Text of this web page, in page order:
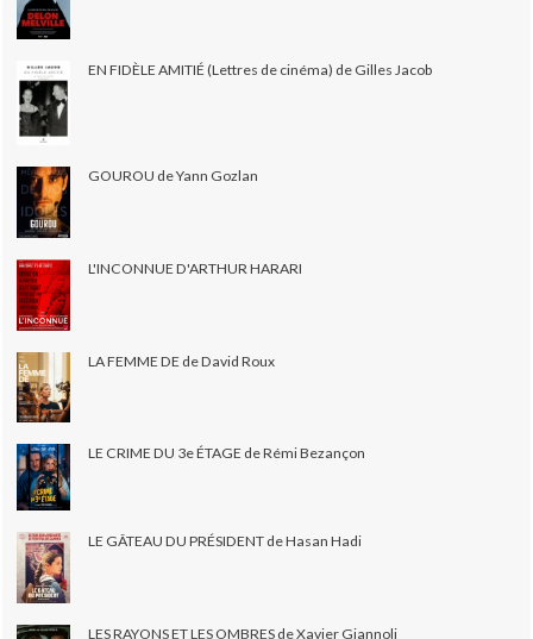
EN FIDÈLE AMITIÉ (Lettres de cinéma) de Gilles Jacob
GOUROU de Yann Gozlan
L'INCONNUE D'ARTHUR HARARI
LA FEMME DE de David Roux
LE CRIME DU 3e ÉTAGE de Rémi Bezançon
LE GÂTEAU DU PRÉSIDENT de Hasan Hadi
LES RAYONS ET LES OMBRES de Xavier Giannoli